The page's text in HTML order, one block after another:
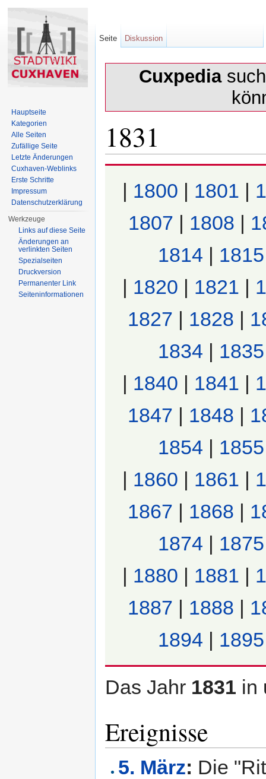
Cuxpedia
1831
1800 1801
1807
1808
1814
1815
1820 1821
1827
1828
1834
1835
1840 1841
1847
1848
1854
1855
1860 1861
1867
1868
1874
1875
1880 1881
1887
1888
1894
1895
Das Jahr 1831 in
Ereignisse
5. März: Die
Seite Diskussion
Hauptseite
Kategorien
Alle Seiten
Zufällige Seite
Letzte Änderungen
Cuxhaven-Weblinks
Erste Schritte
Impressum
Datenschutzerklärung
Werkzeuge
Links auf diese Seite
Änderungen an
verlinkten Seiten
Spezialseiten
Druckversion
Permanenter Link
Seiten­informationen